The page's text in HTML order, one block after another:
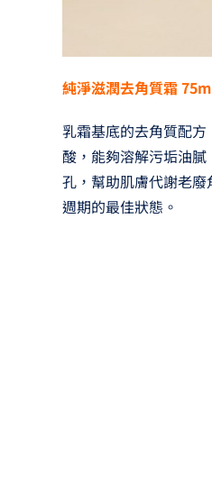
純淨滋潤去角質霜
乳霜基底的去角質配
酸，能夠溶解污垢油
孔，幫助肌膚代謝老
週期的最佳狀態。